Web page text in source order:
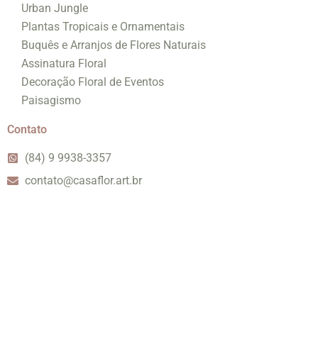
Urban Jungle
Plantas Tropicais e Ornamentais
Buquês e Arranjos de Flores Naturais
Assinatura Floral
Decoração Floral de Eventos
Paisagismo
Contato
(84) 9 9938-3357
contato@casaflor.art.br